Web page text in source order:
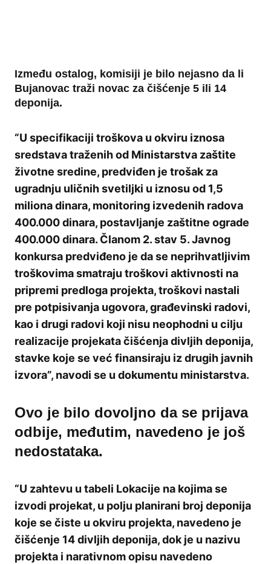
Između ostalog, komisiji je bilo nejasno da li
Bujanovac traži novac za čišćenje 5 ili 14
deponija.
“U specifikaciji troškova u okviru iznosa
sredstava traženih od Ministarstva zaštite
životne sredine, predviđen je trošak za
ugradnju uličnih svetiljki u iznosu od 1,5
miliona dinara, monitoring izvedenih radova
400.000 dinara, postavljanje zaštitne ograde
400.000 dinara. Članom 2. stav 5. Javnog
konkursa predviđeno je da se neprihvatljivim
troškovima smatraju troškovi aktivnosti na
pripremi predloga projekta, troškovi nastali
pre potpisivanja ugovora, građevinski radovi,
kao i drugi radovi koji nisu neophodni u cilju
realizacije projekata čišćenja divljih deponija,
stavke koje se već finansiraju iz drugih javnih
izvora”, navodi se u dokumentu ministarstva.
Ovo je bilo dovoljno da se prijava
odbije, međutim, navedeno je još
nedostataka.
“U zahtevu u tabeli Lokacije na kojima se
izvodi projekat, u polju planirani broj deponija
koje se čiste u okviru projekta, navedeno je
čišćenje 14 divljih deponija, dok je u nazivu
projekta i narativnom opisu navedeno